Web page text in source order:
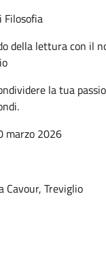
Filosofia
della lettura con il
la tua
marzo 2026
Cavour, Treviglio